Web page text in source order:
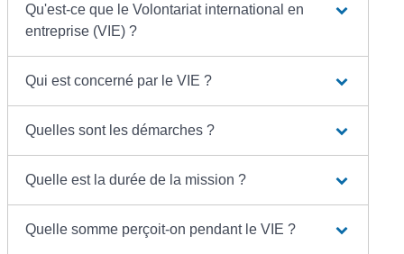
Qu'est-ce que le Volontariat international en
entreprise (VIE) ?
Qui est concerné par le VIE ?
Quelles sont les démarches ?
Quelle est la durée de la mission ?
Quelle somme perçoit-on pendant le VIE ?